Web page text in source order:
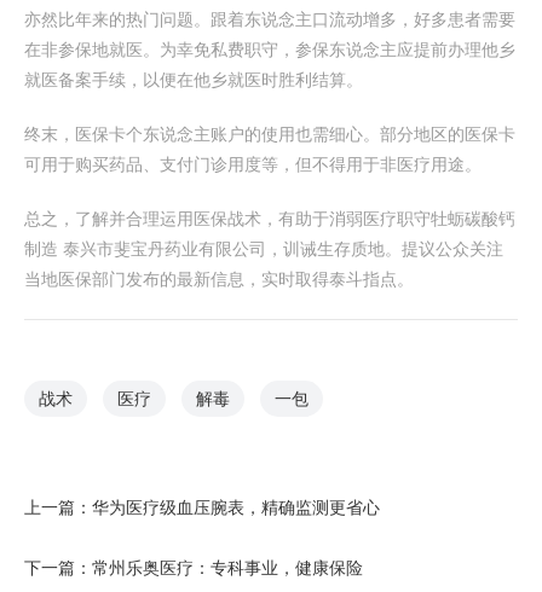
亦然比年来的热门问题。跟着东说念主口流动增多，好多患者需要
在非参保地就医。为幸免私费职守，参保东说念主应提前办理他乡
就医备案手续，以便在他乡就医时胜利结算。
终末，医保卡个东说念主账户的使用也需细心。部分地区的医保卡
可用于购买药品、支付门诊用度等，但不得用于非医疗用途。
总之，了解并合理运用医保战术，有助于消弱医疗职守牡蛎碳酸钙
制造 泰兴市斐宝丹药业有限公司，训诫生存质地。提议公众关注
当地医保部门发布的最新信息，实时取得泰斗指点。
战术 医疗 解毒 一包
上一篇： 华为医疗级血压腕表，精确监测更省心
下一篇： 常州乐奥医疗：专科事业，健康保险